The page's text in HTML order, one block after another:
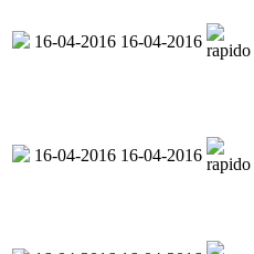
16-04-2016 16-04-2016
16-04-2016 16-04-2016